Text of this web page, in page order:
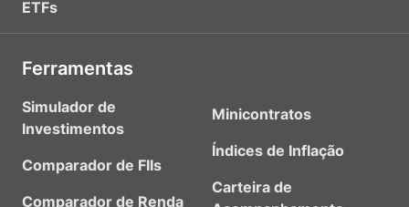
ETFs
Ferramentas
Simulador de
Investimentos
Comparador de FIIs
Comparador de Renda
Minicontratos
Índices de Inflação
Carteira de